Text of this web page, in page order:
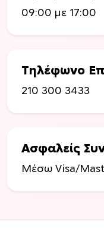
09:00 με 17:00
Τηλέφωνο
210 300 3433
Ασφαλείς
Μέσω Visa/